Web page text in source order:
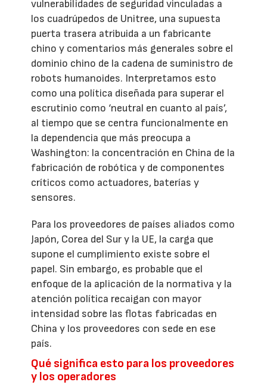
vulnerabilidades de seguridad vinculadas a
los cuadrúpedos de Unitree, una supuesta
puerta trasera atribuida a un fabricante
chino y comentarios más generales sobre el
dominio chino de la cadena de suministro de
robots humanoides. Interpretamos esto
como una política diseñada para superar el
escrutinio como ‘neutral en cuanto al país’,
al tiempo que se centra funcionalmente en
la dependencia que más preocupa a
Washington: la concentración en China de la
fabricación de robótica y de componentes
críticos como actuadores, baterías y
sensores.
Para los proveedores de países aliados como
Japón, Corea del Sur y la UE, la carga que
supone el cumplimiento existe sobre el
papel. Sin embargo, es probable que el
enfoque de la aplicación de la normativa y la
atención política recaigan con mayor
intensidad sobre las flotas fabricadas en
China y los proveedores con sede en ese
país.
Qué significa esto para los proveedores
y los operadores